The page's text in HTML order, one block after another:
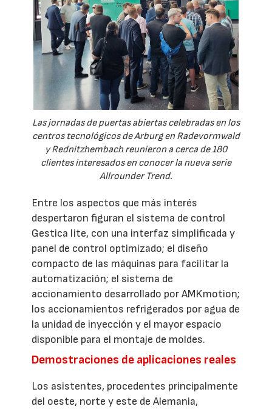
Las jornadas de puertas abiertas celebradas en los
centros tecnológicos de Arburg en Radevormwald
y Rednitzhembach reunieron a cerca de 180
clientes interesados en conocer la nueva serie
Allrounder Trend.
Entre los aspectos que más interés
despertaron figuran el sistema de control
Gestica lite, con una interfaz simplificada y
panel de control optimizado; el diseño
compacto de las máquinas para facilitar la
automatización; el sistema de
accionamiento desarrollado por AMKmotion;
los accionamientos refrigerados por agua de
la unidad de inyección y el mayor espacio
disponible para el montaje de moldes.
Demostraciones de aplicaciones reales
Los asistentes, procedentes principalmente
del oeste, norte y este de Alemania,